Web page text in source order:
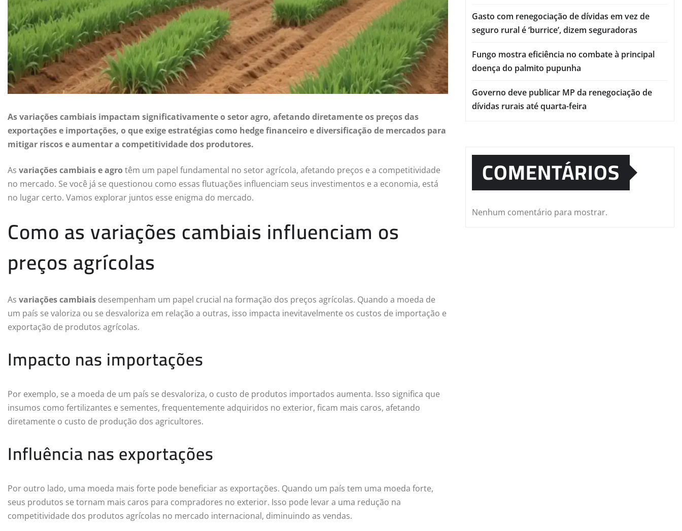
As variações cambiais impactam significativamente o setor agro, afetando diretamente os preços das
exportações e importações, o que exige estratégias como hedge financeiro e diversificação de mercados para
mitigar riscos e aumentar a competitividade dos produtores.
As variações cambiais e agro têm um papel fundamental no setor agrícola, afetando preços e a competitividade
no mercado. Se você já se questionou como essas flutuações influenciam seus investimentos e a economia, está
no lugar certo. Vamos explorar juntos esse enigma do mercado.
Como as variações cambiais influenciam os
preços agrícolas
As variações cambiais desempenham um papel crucial na formação dos preços agrícolas. Quando a moeda de
um país se valoriza ou se desvaloriza em relação a outras, isso impacta inevitavelmente os custos de importação e
exportação de produtos agrícolas.
Impacto nas importações
Por exemplo, se a moeda de um país se desvaloriza, o custo de produtos importados aumenta. Isso significa que
insumos como fertilizantes e sementes, frequentemente adquiridos no exterior, ficam mais caros, afetando
diretamente o custo de produção dos agricultores.
Influência nas exportações
Por outro lado, uma moeda mais forte pode beneficiar as exportações. Quando um país tem uma moeda forte,
seus produtos se tornam mais caros para compradores no exterior. Isso pode levar a uma redução na
competitividade dos produtos agrícolas no mercado internacional, diminuindo as vendas.
Gasto com renegociação de dívidas em vez de
seguro rural é ‘burrice’, dizem seguradoras
Fungo mostra eficiência no combate à principal
doença do palmito pupunha
Governo deve publicar MP da renegociação de
dívidas rurais até quarta-feira
COMENTÁRIOS
Nenhum comentário para mostrar.